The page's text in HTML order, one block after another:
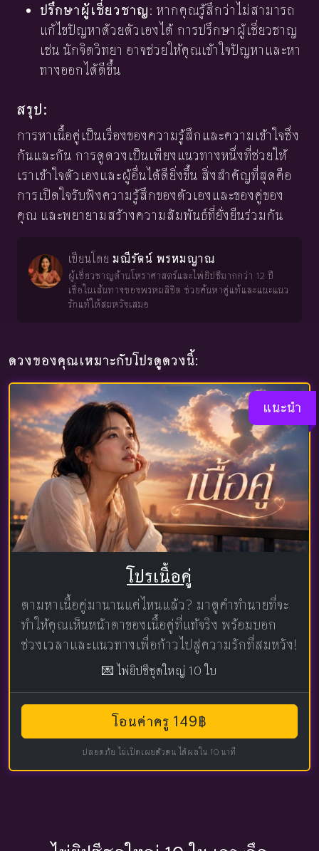
ปรึกษาผู้เชี่ยวชาญ: หากคุณรู้สึกว่าไม่สามารถ
แก้ไขปัญหาด้วยตัวเองได้ การปรึกษาผู้เชี่ยวชาญ
เช่น นักจิตวิทยา อาจช่วยให้คุณเข้าใจปัญหาและหา
ทางออกได้ดีขึ้น
สรุป:
การหาเนื้อคู่เป็นเรื่องของความรู้สึกและความเข้าใจซึ่ง
กันและกัน การดูดวงเป็นเพียงแนวทางหนึ่งที่ช่วยให้
เราเข้าใจตัวเองและผู้อื่นได้ดียิ่งขึ้น สิ่งสำคัญที่สุดคือ
การเปิดใจรับฟังความรู้สึกของตัวเองและของคู่ของ
คุณ และพยายามสร้างความสัมพันธ์ที่ยั่งยืนร่วมกัน
เขียนโดย มณีรัตน์ พรหมญาณ
ผู้เชี่ยวชาญด้านโหราศาสตร์และไพ่ยิปซีมากกว่า 12 ปี
เชื่อในเส้นทางของพรหมลิขิต ช่วยค้นหาคู่แท้และแนะแนว
รักแท้ให้สมหวังเสมอ
ดวงของคุณเหมาะกับโปรดูดวงนี้:
แนะนำ
โปรเนื้อคู่
ตามหาเนื้อคู่มานานแค่ไหนแล้ว? มาดูคำทำนายที่จะ
ทำให้คุณเห็นหน้าตาของเนื้อคู่ที่แท้จริง พร้อมบอก
ช่วงเวลาและแนวทางเพื่อก้าวไปสู่ความรักที่สมหวัง!
💌 ไพ่ยิปซีชุดใหญ่ 10 ใบ
โอนค่าครู 149฿
ปลอดภัย ไม่เปิดเผยตัวตน ได้ผลใน 10 นาที